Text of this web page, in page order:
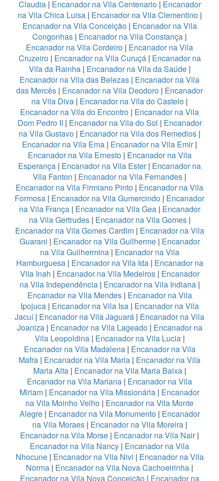
Claudia| Encanador na Vila Centenario| Encanador
na Vila Chica Luisa | Encanador na Vila Clementino|
Encanador na Vila Conceição| Encanador na Vila
Congonhas | Encanador na Vila Constança |
Encanador na Vila Cordeiro | Encanador na Vila
Cruzeiro | Encanador na Vila Curuçá | Encanador na
Vila da Rainha | Encanador na Vila da Saúde|
Encanador na Vila das Belezas | Encanador na Vila
das Mercês | Encanador na Vila Deodoro | Encanador
na Vila Diva | Encanador na Vila do Castelo |
Encanador na Vila do Encontro | Encanador na Vila
Dom Pedro II | Encanador na Vila do Sol | Encanador
na Vila Gustavo | Encanador na Vila dos Remedios |
Encanador na Vila Ema | Encanador na Vila Emir|
Encanador na Vila Ernesto| Encanador na Vila
Esperança | Encanador na Vila Ester| Encanador na
Vila Fanton | Encanador na Vila Fernandes |
Encanador na Vila Firmiano Pinto | Encanador na Vila
Formosa | Encanador na Vila Gumercindo | Encanador
na Vila França| Encanador na Vila Gea| Encanador
na Vila Gertrudes| Encanador na Vila Gomes|
Encanador na Vila Gomes Cardim| Encanador na Vila
Guarani | Encanador na Vila Guilherme| Encanador
na Vila Guilhermina| Encanador na Vila
Hamburguesa| Encanador na Vila Ida| Encanador na
Vila Inah | Encanador na Vila Medeiros| Encanador
na Vila Independência| Encanador na Vila Indiana|
Encanador na Vila Mendes| Encanador na Vila
Ipojuca| Encanador na Vila Isa| Encanador na Vila
Jacuí| Encanador na Vila Jaguará | Encanador na Vila
Joaniza| Encanador na Vila Lageado| Encanador na
Vila Leopoldina| Encanador na Vila Lucia|
Encanador na Vila Madalena| Encanador na Vila
Mafra | Encanador na Vila Maria | Encanador na Vila
Maria Alta| Encanador na Vila Maria Baixa|
Encanador na Vila Mariana | Encanador na Vila
Miriam | Encanador na Vila Missionária | Encanador
na Vila Moinho Velho | Encanador na Vila Monte
Alegre| Encanador na Vila Monumento| Encanador
na Vila Moraes| Encanador na Vila Moreira|
Encanador na Vila Morse | Encanador na Vila Nair|
Encanador na Vila Nancy | Encanador na Vila
Nhocune| Encanador na Vila Nivi | Encanador na Vila
Norma | Encanador na Vila Nova Cachoeirinha |
Encanador na Vila Nova Conceição| Encanador na